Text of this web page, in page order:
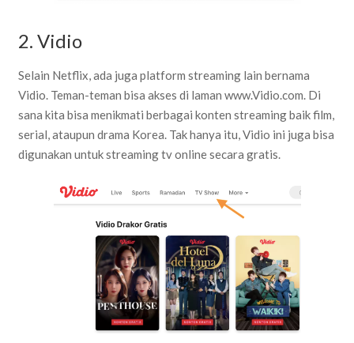
2. Vidio
Selain Netflix, ada juga platform streaming lain bernama
Vidio. Teman-teman bisa akses di laman www.Vidio.com. Di
sana kita bisa menikmati berbagai konten streaming baik film,
serial, ataupun drama Korea. Tak hanya itu, Vidio ini juga bisa
digunakan untuk streaming tv online secara gratis.